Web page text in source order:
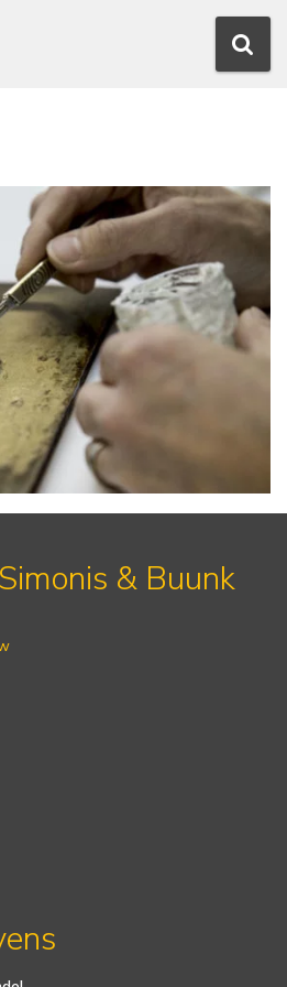
& Buunk